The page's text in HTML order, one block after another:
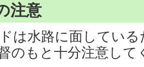
注意
は水路に面してい
のもと十分注意して